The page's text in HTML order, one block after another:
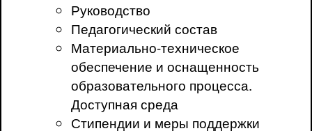
Руководство
Педагогический состав
Материально-техническое
обеспечение и оснащенность
образовательного процесса.
Доступная среда
Стипендии и меры поддержки